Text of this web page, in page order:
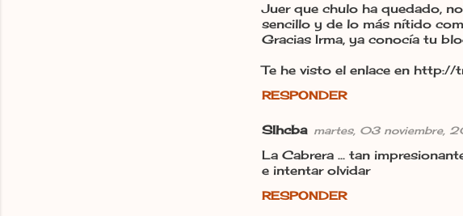
Juer que chulo ha quedado,
sencillo y de lo más nítido
Gracias Irma, ya conocía tu
Te he visto el enlace en
RESPONDER
SIhcba martes, 03 noviembre,
La Cabrera ... tan
e intentar olvidar
RESPONDER